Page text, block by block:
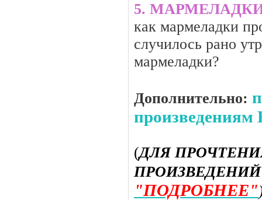
5.
как мармеладки
случилось рано
мармеладки?
Дополнительно:
произведениям
(ДЛЯ
"ПОДРОБНЕЕ"